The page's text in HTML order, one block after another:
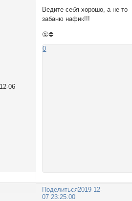
06
Ведите себя хорошо, а не то
забаню нафик!!!
🤬⛔
0
Поделиться2019-12-
07 23:25:00